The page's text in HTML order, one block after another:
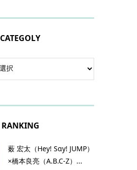
CATEGOLY
RANKING
薮 宏太（Hey! Sɑy! JUMP）
×橋本良亮（A.B.C-Z）...